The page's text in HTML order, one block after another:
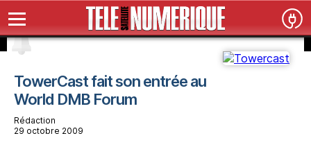
TowerCast fait son entrée au
World DMB Forum
Rédaction
29 octobre 2009